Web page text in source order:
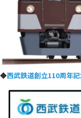
◆西武鉄道創立110周年